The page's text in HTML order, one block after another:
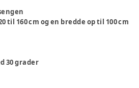
til 160 cm og en bredde op til 100 cm
30 grader